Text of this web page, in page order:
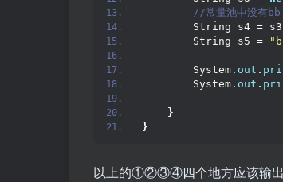
//常量池中没有bb
String s4 =
        String s5 =
        System.
out .
        System.
out .
}
}
以上的①②③④四个地方应该输出